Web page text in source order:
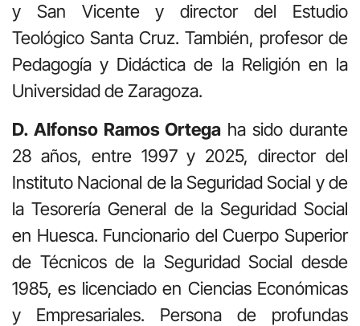
y San Vicente y director del Estudio
Teológico Santa Cruz. También, profesor de
Pedagogía y Didáctica de la Religión en la
Universidad de Zaragoza.
D. Alfonso Ramos Ortega ha sido durante
28 años, entre 1997 y 2025, director del
Instituto Nacional de la Seguridad Social y de
la Tesorería General de la Seguridad Social
en Huesca. Funcionario del Cuerpo Superior
de Técnicos de la Seguridad Social desde
1985, es licenciado en Ciencias Económicas
y Empresariales. Persona de profundas